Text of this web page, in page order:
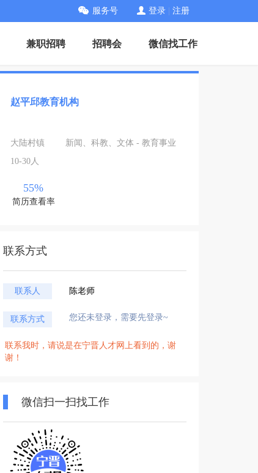
服务号 登录 注册
兼职招聘 招聘会 微信找工作
赵平邱教育机构
大陆村镇
新闻、科教、文体 - 教育事业
10-30人
55%
简历查看率
联系方式
联系人 陈老师
联系方式 您还未登录，需要先登录~
联系我时，请说是在宁晋人才网上看到的，谢
谢！
微信扫一扫找工作